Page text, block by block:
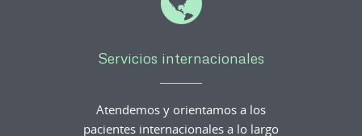
Servicios internacionales
Atendemos y orientamos a los
pacientes internacionales a lo largo